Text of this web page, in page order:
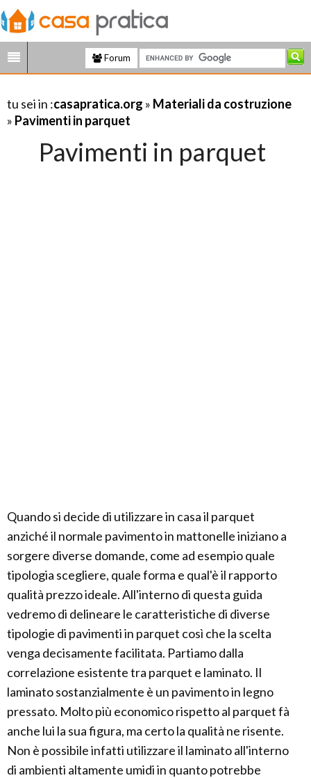
Forum
tu sei in :casapratica.org » Materiali da costruzione
» Pavimenti in parquet
Pavimenti in parquet
Quando si decide di utilizzare in casa il parquet
anziché il normale pavimento in mattonelle iniziano a
sorgere diverse domande, come ad esempio quale
tipologia scegliere, quale forma e qual'è il rapporto
qualità prezzo ideale. All'interno di questa guida
vedremo di delineare le caratteristiche di diverse
tipologie di pavimenti in parquet così che la scelta
venga decisamente facilitata. Partiamo dalla
correlazione esistente tra parquet e laminato. Il
laminato sostanzialmente è un pavimento in legno
pressato. Molto più economico rispetto al parquet fà
anche lui la sua figura, ma certo la qualità ne risente.
Non è possibile infatti utilizzare il laminato all'interno
di ambienti altamente umidi in quanto potrebbe